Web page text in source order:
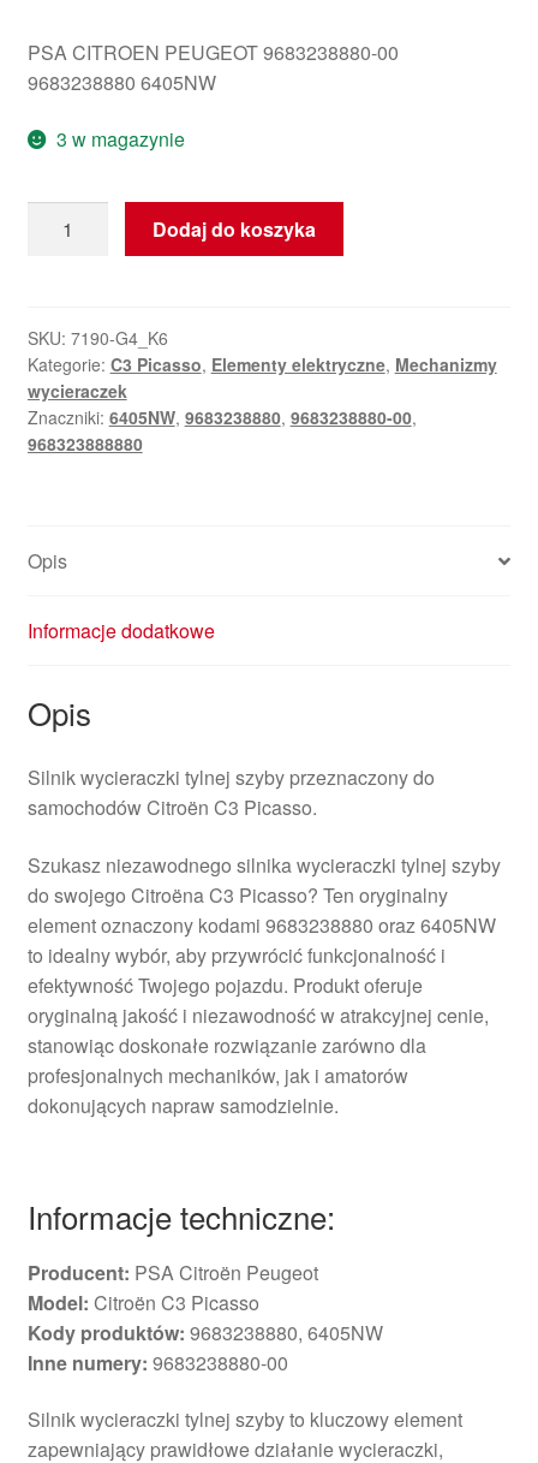
PSA CITROEN PEUGEOT 9683238880-00
9683238880 6405NW
3 w magazynie
Silnik
szyby
do
Citroën
C3
Picasso
Dodaj do koszyka
SKU: 7190-G4_K6
Kategorie: C3 Picasso, Elementy elektryczne, Mechanizmy
wycieraczek
Znaczniki: 6405NW, 9683238880, 9683238880-00,
968323888880
Opis
Informacje dodatkowe
Opis
Silnik wycieraczki tylnej szyby przeznaczony do
samochodów Citroën C3 Picasso.
Szukasz niezawodnego silnika wycieraczki tylnej szyby
do swojego Citroëna C3 Picasso? Ten oryginalny
element oznaczony kodami 9683238880 oraz 6405NW
to idealny wybór, aby przywrócić funkcjonalność i
efektywność Twojego pojazdu. Produkt oferuje
oryginalną jakość i niezawodność w atrakcyjnej cenie,
stanowiąc doskonałe rozwiązanie zarówno dla
profesjonalnych mechaników, jak i amatorów
dokonujących napraw samodzielnie.
Informacje techniczne:
Producent: PSA Citroën Peugeot
Model: Citroën C3 Picasso
Kody produktów: 9683238880, 6405NW
Inne numery: 9683238880-00
Silnik wycieraczki tylnej szyby to kluczowy element
zapewniający prawidłowe działanie wycieraczki,